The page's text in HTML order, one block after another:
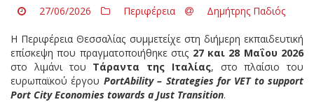
27/06/2026 Περιφέρεια Δημήτρης Παδιός
Η Περιφέρεια Θεσσαλίας συμμετείχε στη διήμερη εκπαιδευτική
επίσκεψη που πραγματοποιήθηκε στις 27 και 28 Μαΐου 2026
στο λιμάνι του Τάραντα της Ιταλίας, στο πλαίσιο του
ευρωπαϊκού έργου PortAbility – Strategies for VET to support
Port City Economies towards a Just Transition.